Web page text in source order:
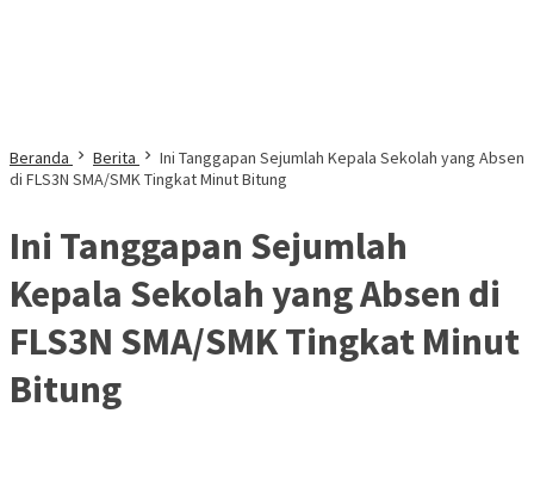
Beranda Berita
Ini Tanggapan Sejumlah Kepala Sekolah yang Absen
di FLS3N SMA/SMK Tingkat Minut Bitung
Ini Tanggapan Sejumlah
Kepala Sekolah yang Absen di
FLS3N SMA/SMK Tingkat Minut
Bitung